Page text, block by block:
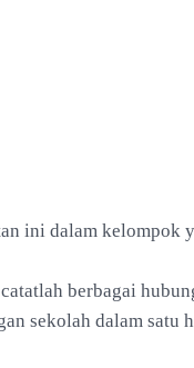
ini dalam kelompok
berbagai
sekolah dalam satu